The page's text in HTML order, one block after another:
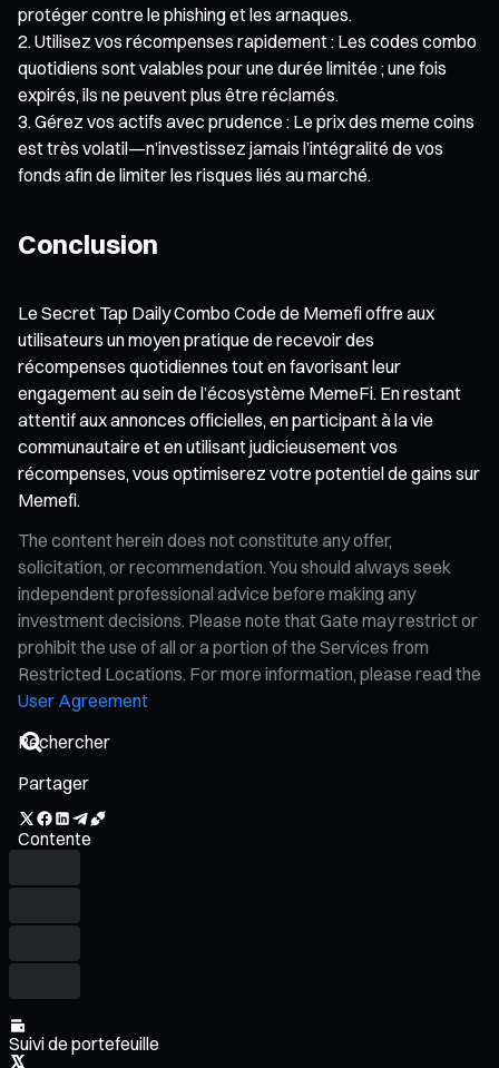
protéger contre le phishing et les arnaques.
Utilisez vos récompenses rapidement : Les codes combo
quotidiens sont valables pour une durée limitée ; une fois
expirés, ils ne peuvent plus être réclamés.
Gérez vos actifs avec prudence : Le prix des meme coins
est très volatil—n’investissez jamais l’intégralité de vos
fonds afin de limiter les risques liés au marché.
Conclusion
Le Secret Tap Daily Combo Code de Memefi offre aux
utilisateurs un moyen pratique de recevoir des
récompenses quotidiennes tout en favorisant leur
engagement au sein de l’écosystème MemeFi. En restant
attentif aux annonces officielles, en participant à la vie
communautaire et en utilisant judicieusement vos
récompenses, vous optimiserez votre potentiel de gains sur
Memefi.
The content herein does not constitute any offer,
solicitation, or recommendation. You should always seek
independent professional advice before making any
investment decisions. Please note that Gate may restrict or
prohibit the use of all or a portion of the Services from
Restricted Locations. For more information, please read the
User Agreement
Partager
Contente
Suivi de portefeuille